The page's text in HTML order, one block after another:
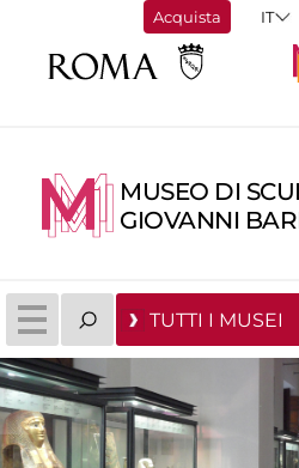
Acquista
MUSEO DI
GIOVANNI
TUTTI I MUSEI